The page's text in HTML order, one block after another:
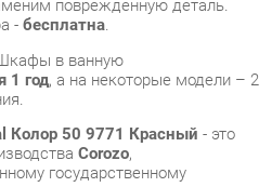
50 9771 Красный
государственному
вашим приобретением, и
отзыв об опыте его
сориентироваться нашим